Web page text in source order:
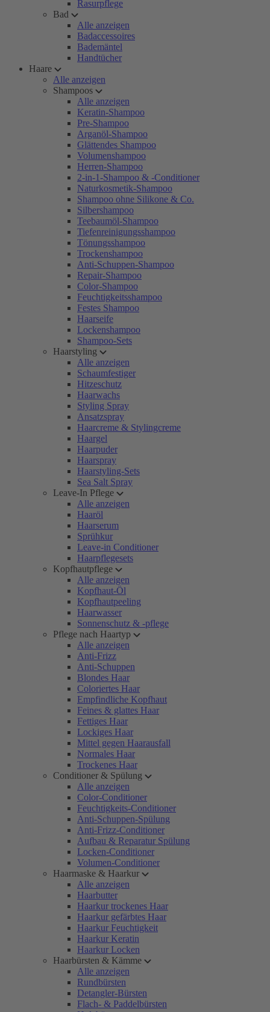
Rasurpflege
Bad
Alle anzeigen
Badaccessoires
Bademäntel
Handtücher
Haare
Alle anzeigen
Shampoos
Alle anzeigen
Keratin-Shampoo
Pre-Shampoo
Arganöl-Shampoo
Glättendes Shampoo
Volumenshampoo
Herren-Shampoo
2-in-1-Shampoo & -Conditioner
Naturkosmetik-Shampoo
Shampoo ohne Silikone & Co.
Silbershampoo
Teebaumöl-Shampoo
Tiefenreinigungsshampoo
Tönungsshampoo
Trockenshampoo
Anti-Schuppen-Shampoo
Repair-Shampoo
Color-Shampoo
Feuchtigkeitsshampoo
Festes Shampoo
Haarseife
Lockenshampoo
Shampoo-Sets
Haarstyling
Alle anzeigen
Schaumfestiger
Hitzeschutz
Haarwachs
Styling Spray
Ansatzspray
Haarcreme & Stylingcreme
Haargel
Haarpuder
Haarspray
Haarstyling-Sets
Sea Salt Spray
Leave-In Pflege
Alle anzeigen
Haaröl
Haarserum
Sprühkur
Leave-in Conditioner
Haarpflegesets
Kopfhautpflege
Alle anzeigen
Kopfhaut-Öl
Kopfhautpeeling
Haarwasser
Sonnenschutz & -pflege
Pflege nach Haartyp
Alle anzeigen
Anti-Frizz
Anti-Schuppen
Blondes Haar
Coloriertes Haar
Empfindliche Kopfhaut
Feines & glattes Haar
Fettiges Haar
Lockiges Haar
Mittel gegen Haarausfall
Normales Haar
Trockenes Haar
Conditioner & Spülung
Alle anzeigen
Color-Conditioner
Feuchtigkeits-Conditioner
Anti-Schuppen-Spülung
Anti-Frizz-Conditioner
Aufbau & Reparatur Spülung
Locken-Conditioner
Volumen-Conditioner
Haarmaske & Haarkur
Alle anzeigen
Haarbutter
Haarkur trockenes Haar
Haarkur gefärbtes Haar
Haarkur Feuchtigkeit
Haarkur Keratin
Haarkur Locken
Haarbürsten & Kämme
Alle anzeigen
Rundbürsten
Detangler-Bürsten
Flach- & Paddelbürsten